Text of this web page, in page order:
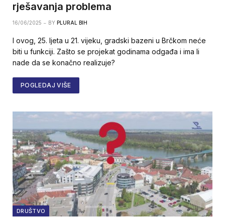
rješavanja problema
16/06/2025 BY PLURAL BIH
I ovog, 25. ljeta u 21. vijeku, gradski bazeni u Brčkom neće
biti u funkciji. Zašto se projekat godinama odgađa i ima li
nade da se konačno realizuje?
POGLEDAJ VIŠE
DRUŠTVO